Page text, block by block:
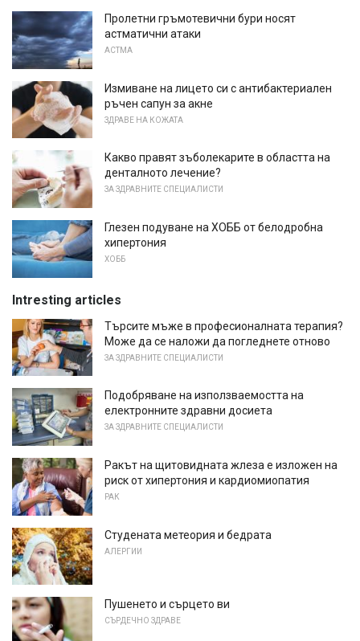
Пролетни гръмотевични бури носят
астматични атаки
АСТМА
Измиване на лицето си с антибактериален
ръчен сапун за акне
ЗДРАВЕ НА КОЖАТА
Какво правят зъболекарите в областта на
денталното лечение?
ЗА ЗДРАВНИТЕ СПЕЦИАЛИСТИ
Глезен подуване на ХОББ от белодробна
хипертония
ХОББ
Intresting articles
Търсите мъже в професионалната терапия?
Може да се наложи да погледнете отново
ЗА ЗДРАВНИТЕ СПЕЦИАЛИСТИ
Подобряване на използваемостта на
електронните здравни досиета
ЗА ЗДРАВНИТЕ СПЕЦИАЛИСТИ
Ракът на щитовидната жлеза е изложен на
риск от хипертония и кардиомиопатия
РАК
Студената метеория и бедрата
АЛЕРГИИ
Пушенето и сърцето ви
СЪРДЕЧНО ЗДРАВЕ